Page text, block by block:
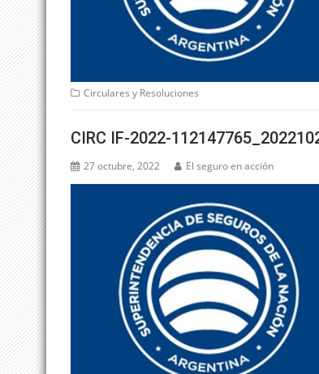
Circulares y Resoluciones
CIRC IF-2022-
27 octubre, 2022 El seguro en acción